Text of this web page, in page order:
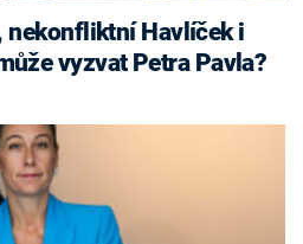
vyzvat Petra Pavla?